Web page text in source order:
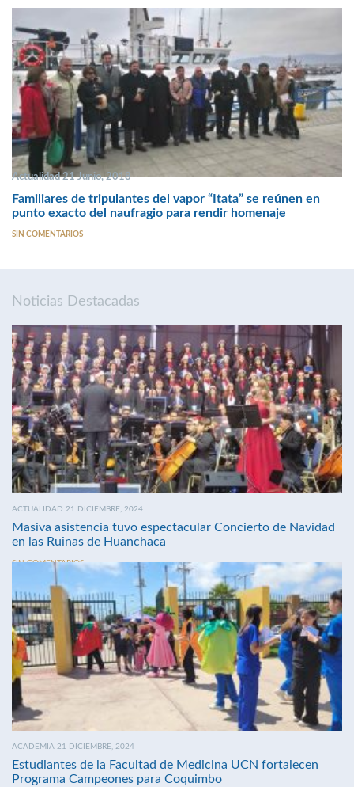
Actualidad 21 Junio, 2018
Familiares de tripulantes del vapor “Itata” se reúnen en
punto exacto del naufragio para rendir homenaje
SIN COMENTARIOS
Noticias Destacadas
ACTUALIDAD 21 DICIEMBRE, 2024
Masiva asistencia tuvo espectacular Concierto de Navidad
en las Ruinas de Huanchaca
SIN COMENTARIOS
ACADEMIA 21 DICIEMBRE, 2024
Estudiantes de la Facultad de Medicina UCN fortalecen
Programa Campeones para Coquimbo